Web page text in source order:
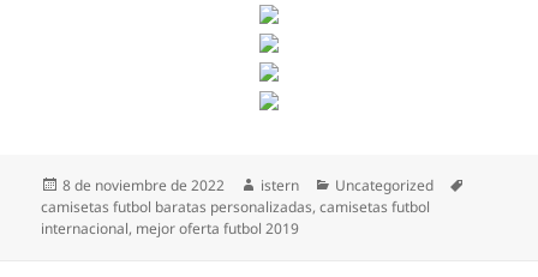
Publicado
el
8 de noviembre de 2022 Autor
istern Categorías
Uncategorized
camisetas futbol baratas personalizadas,camisetas futbol
internacional, mejor oferta futbol 2019